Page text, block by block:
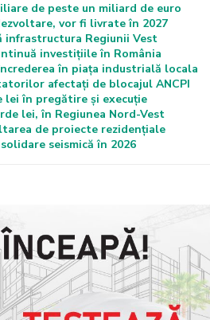
de peste un miliard de euro
vor fi livrate în 2027
infrastructura Regiunii Vest
investițiile în România
în piața industrială locala
afectați de blocajul ANCPI
lei în pregătire și execuție
lei, în Regiunea Nord-Vest
de proiecte rezidențiale
seismică în 2026